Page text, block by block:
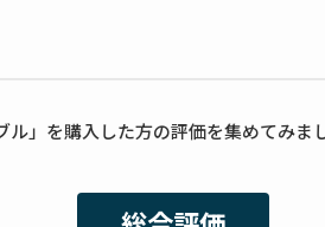
」を購入した方の評価を集めてみまし